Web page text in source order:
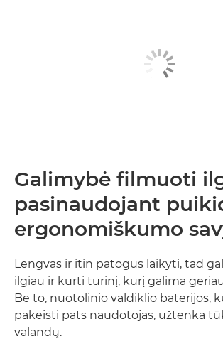
Galimybė filmuoti
pasinaudojant
ergonomiškumo
Lengvas ir itin patogus laikyti, tad
ilgiau ir kurti turinį, kurį galima
Be to, nuotolinio valdiklio baterijos,
pakeisti pats naudotojas, užtenka
valandų.